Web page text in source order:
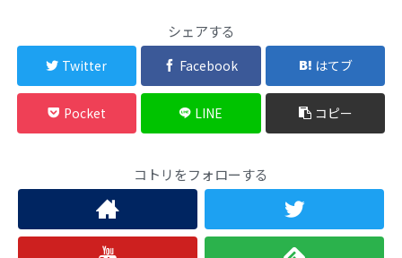
シェアする
Twitter Facebook はてブ
Pocket LINE コピー
コトリをフォローする